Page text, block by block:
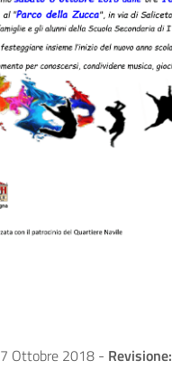
7 Ottobre 2018 - Revisione: